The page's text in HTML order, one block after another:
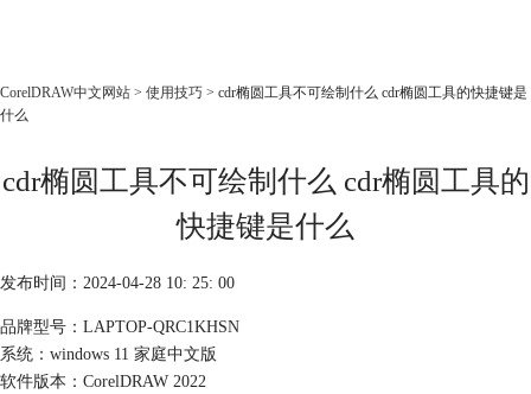
产品
教程
下载
购买
CorelDRAW中文网站 > 使用技巧 > cdr椭圆工具不可绘制什么 cdr椭圆工具的快捷键是
什么
cdr椭圆工具不可绘制什么 cdr椭圆工具的
快捷键是什么
发布时间：2024-04-28 10: 25: 00
品牌型号：LAPTOP-QRC1KHSN
系统：windows 11 家庭中文版
软件版本：CorelDRAW 2022